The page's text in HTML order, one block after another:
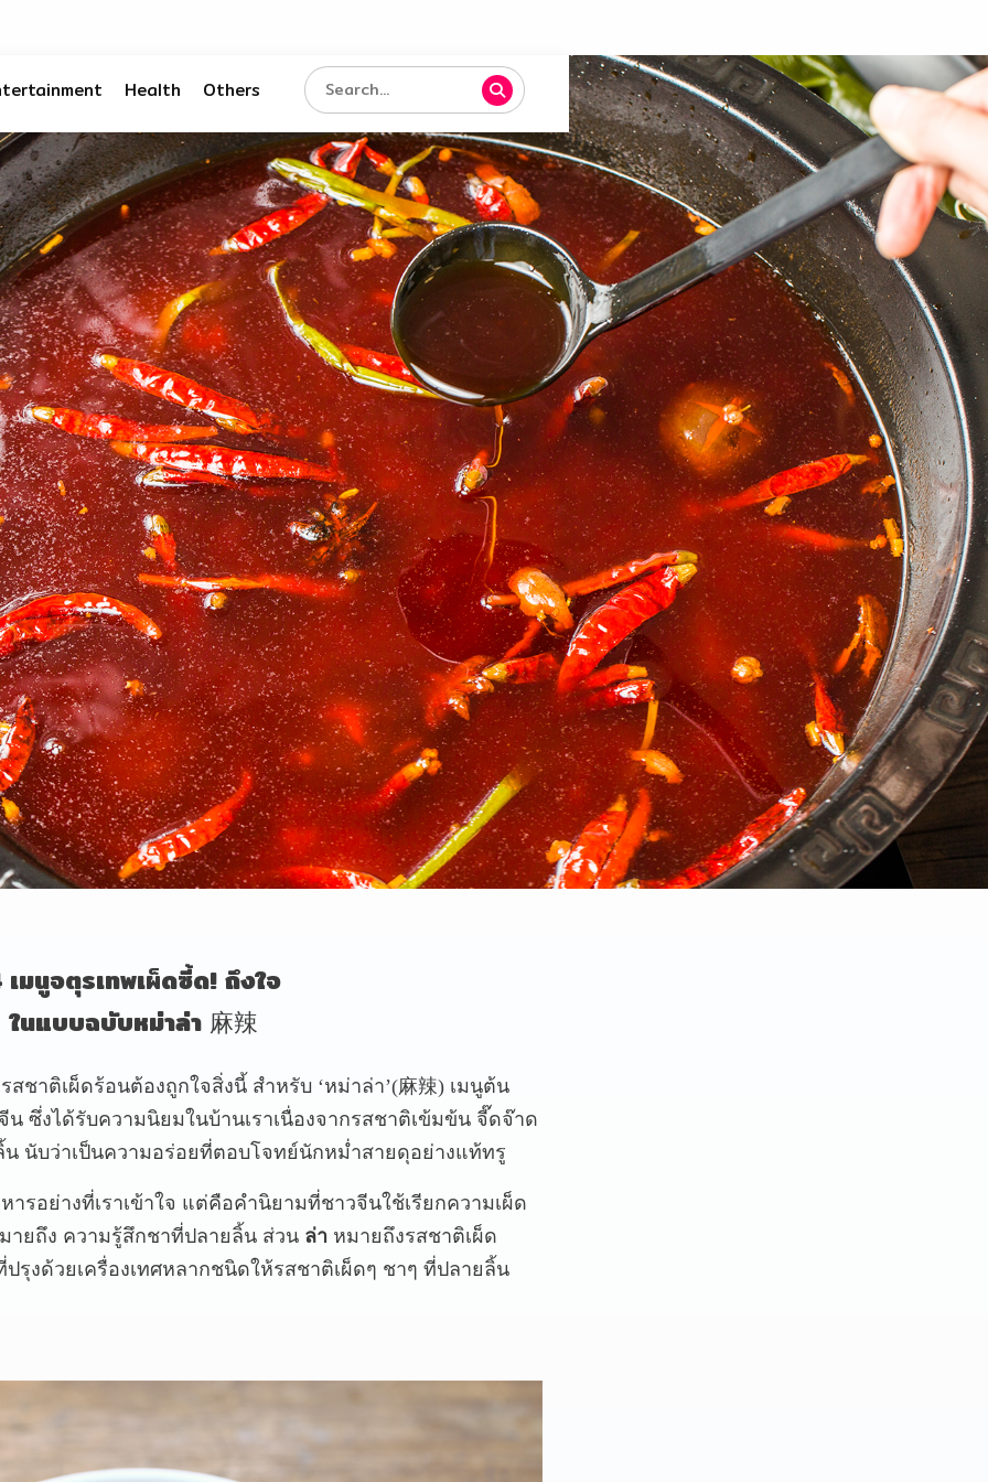
Health Others
เมนูจตุรเทพเผ็ดซี้ด! ถึงใจ
ในแบบฉบับหม่าล่า麻辣
สชาติเผ็ดร้อนต้องถูกใจสิ่งนี้ สำหรับ ‘หม่าล่า’(麻辣) เมนูต้น
ซึ่งได้รับความนิยมในบ้านเราเนื่องจากรสชาติเข้มข้น จี๊ดจ๊าด
นับว่าเป็นความอร่อยที่ตอบโจทย์นักหม่ำสายดุอย่างแท้ทรู
รอย่างที่เราเข้าใจ แต่คือคำนิยามที่ชาวจีนใช้เรียกความเผ็ด
ายถึง ความรู้สึกชาที่ปลายลิ้น ส่วน ล่าหมายถึงรสชาติเผ็ด
ปรุงด้วยเครื่องเทศหลากชนิดให้รสชาติเผ็ดๆ ชาๆ ที่ปลายลิ้น